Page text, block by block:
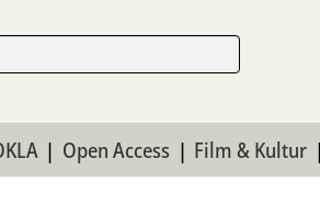
Open Access Film & Kultur